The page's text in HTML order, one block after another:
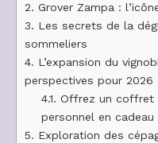
2. Grover Zampa :
3. Les secrets de la
sommeliers
4. L’expansion du
perspectives pour 2026
4.1. Offrez un coffret
personnel en cadeau
5. Exploration des